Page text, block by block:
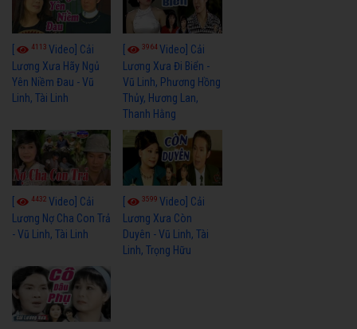
4113 Video] Cải
Lương Xưa Hãy Ngủ
Yên Niềm Đau - Vũ
Linh, Tài Linh
3964Video] Cải
Lương Xưa Đi Biển -
Vũ Linh, Phương Hồng
Thủy, Hương Lan,
Thanh Hằng
4432 Video] Cải
Lương Nợ Cha Con Trả
- Vũ Linh, Tài Linh
3599Video] Cải
Lương Xưa Còn
Duyên - Vũ Linh, Tài
Linh, Trọng Hữu